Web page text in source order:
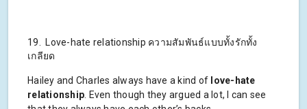
19. Love-hate relationship ความสัมพันธ์แบบทั้งรักทั้ง
เกลียด
Hailey and Charles always have a kind of love-hate
relationship . Even though they argued a lot, I can see